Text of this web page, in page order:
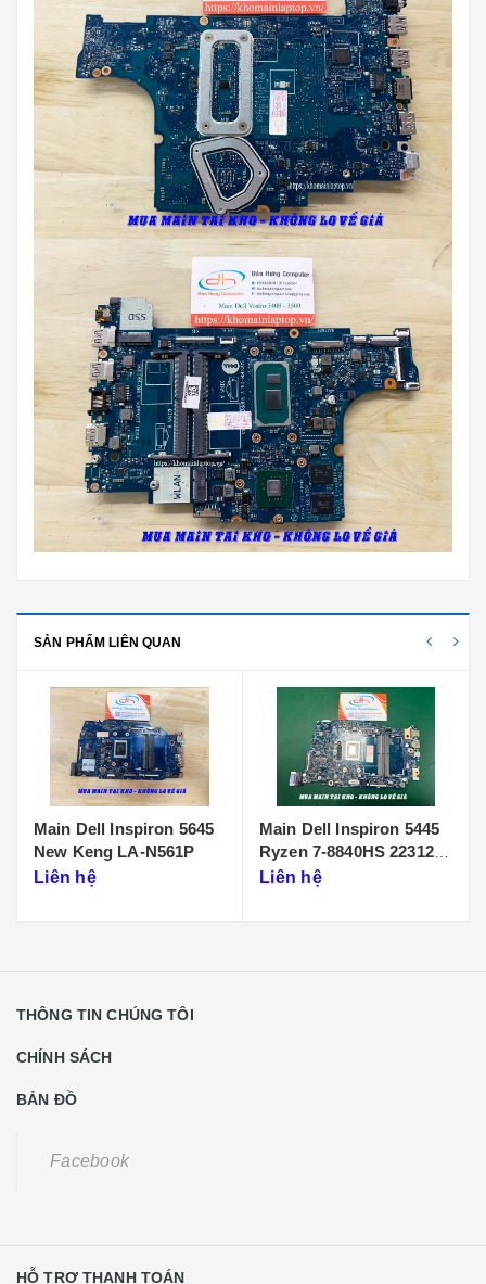
SẢN PHẨM LIÊN QUAN
Main Dell Inspiron 5445
Ryzen 7-8840HS 223125-
1Liên hệ
Main Dell Inspiron 5440
Core 7 NEW 233064-1
Liên hệ
THÔNG TIN CHÚNG TÔI
CHÍNH SÁCH
BẢN ĐỒ
Facebook
HỖ TRỢ THANH TOÁN